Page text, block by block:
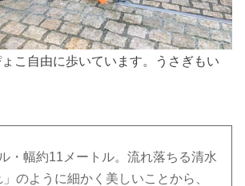
こ自由に歩いています。うさぎもい
・幅約11メートル。流れ落ちる清水
のように細かく美しいことから、